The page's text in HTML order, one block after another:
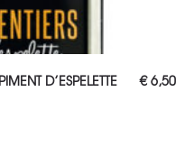
D’ESPELETTE €6,50